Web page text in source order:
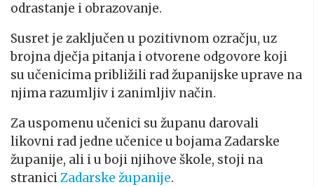
odrastanje i obrazovanje.
Susret je zaključen u pozitivnom ozračju, uz
brojna dječja pitanja i otvorene odgovore koji
su učenicima približili rad županijske uprave na
njima razumljiv i zanimljiv način.
Za uspomenu učenici su županu darovali
likovni rad jedne učenice u bojama Zadarske
županije, ali i u boji njihove škole, stoji na
straniciZadarske županije.